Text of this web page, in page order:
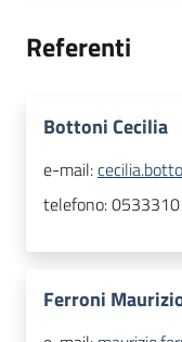
Referenti
Bottoni Cecilia
e-mail:
telefono:
Ferroni